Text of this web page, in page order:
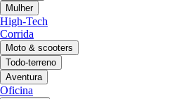
Mulher
High-Tech
Corrida
Moto & scooters
Todo-terreno
Aventura
Oficina